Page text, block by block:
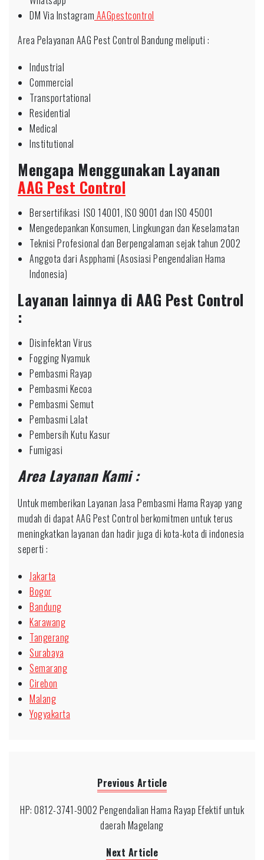
DM Via Instagram AAGpestcontrol
Area Pelayanan AAG Pest Control Bandung meliputi :
Industrial
Commercial
Transportational
Residential
Medical
Institutional
Mengapa Menggunakan Layanan
AAG Pest Control
Bersertifikasi ISO 14001, ISO 9001 dan ISO 45001
Mengedepankan Konsumen, Lingkungan dan Keselamatan
Teknisi Profesional dan Berpengalaman sejak tahun 2002
Anggota dari Aspphami (Asosiasi Pengendalian Hama
Indonesia)
Layanan lainnya di AAG Pest Control
:
Disinfektan Virus
Fogging Nyamuk
Pembasmi Rayap
Pembasmi Kecoa
Pembasmi Semut
Pembasmi Lalat
Pembersih Kutu Kasur
Fumigasi
Area Layanan Kami :
Untuk memberikan Layanan Jasa Pembasmi Hama Rayap yang
mudah di dapat AAG Pest Control berkomitmen untuk terus
meningkatkan layanan dan hadir juga di kota-kota di indonesia
seperti :
Jakarta
Bogor
Bandung
Karawang
Tangerang
Surabaya
Semarang
Cirebon
Malang
Yogyakarta
Previous Article
HP: 0812-3741-9002 Pengendalian Hama Rayap Efektif untuk
daerah Magelang
Next Article